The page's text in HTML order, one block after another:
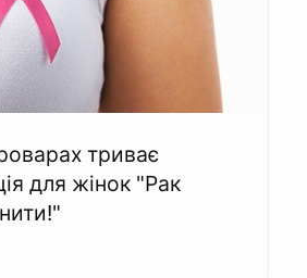
триває
для жінок "Рак